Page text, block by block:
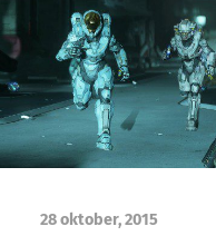
28 oktober, 2015